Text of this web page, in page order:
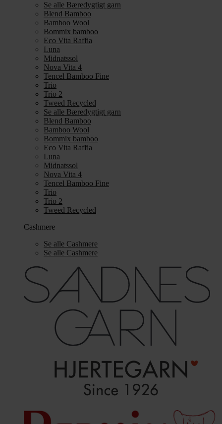
Se alle Bæredygtigt garn
Blend Bamboo
Bamboo Wool
Bommix bamboo
Eco Vita Raffia
Luna
Midnatssol
Nova Vita 4
Tencel Bamboo Fine
Trio
Trio 2
Tweed Recycled
Se alle Bæredygtigt garn
Blend Bamboo
Bamboo Wool
Bommix bamboo
Eco Vita Raffia
Luna
Midnatssol
Nova Vita 4
Tencel Bamboo Fine
Trio
Trio 2
Tweed Recycled
Cashmere
Se alle Cashmere
Se alle Cashmere